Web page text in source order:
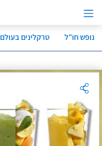
לתוכן
נופש חו"ל טרקלינים בעולם